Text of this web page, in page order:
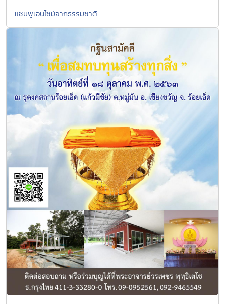
แชมพูเอนไซม์จากธรรมชาติ